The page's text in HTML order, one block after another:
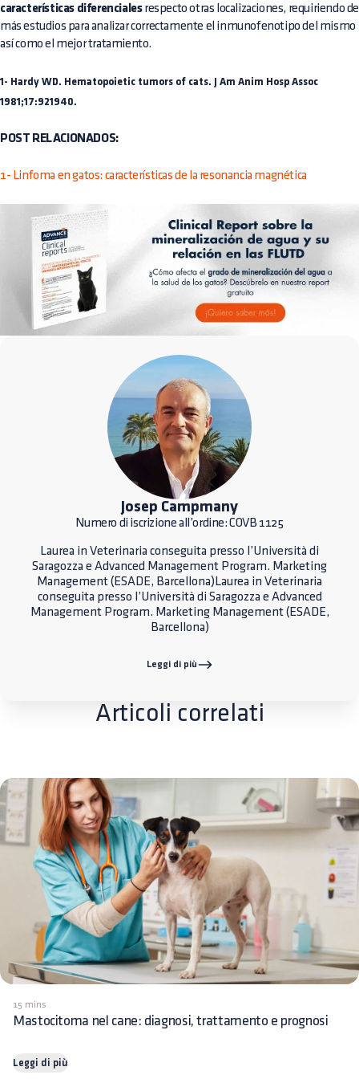
características diferencialesrespecto otras localizaciones, requiriendo de
más estudios para analizar correctamente el inmunofenotipo del mismo
así como el mejor tratamiento.
1- Hardy WD. Hematopoietic tumors of cats. J Am Anim Hosp Assoc
1981;17:921940.
POST RELACIONADOS:
1- Linfoma en gatos: características de la resonancia magnética
Josep Campmany
Numero di iscrizione all’ordine: COVB 1125
Laurea in Veterinaria conseguita presso l’Università di
Saragozza e Advanced Management Program. Marketing
Management (ESADE, Barcellona)Laurea in Veterinaria
conseguita presso l’Università di Saragozza e Advanced
Management Program. Marketing Management (ESADE,
Barcellona)
Leggi di più
Articoli correlati
15 mins
Mastocitoma nel cane: diagnosi, trattamento e prognosi
Leggi di più